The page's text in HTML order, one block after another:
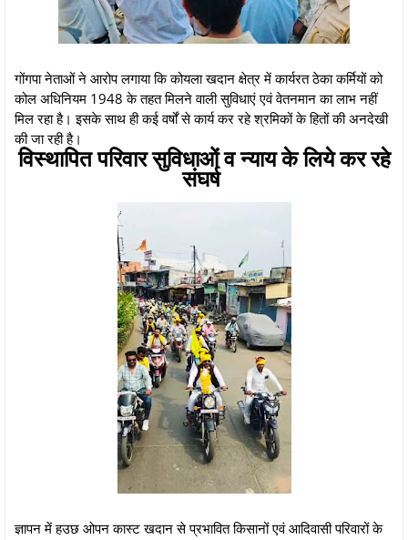
गोंगपा नेताओं ने आरोप लगाया कि कोयला खदान क्षेत्र में कार्यरत ठेका कर्मियों को
कोल अधिनियम 1948 के तहत मिलने वाली सुविधाएं एवं वेतनमान का लाभ नहीं
मिल रहा है। इसके साथ ही कई वर्षों से कार्य कर रहे श्रमिकों के हितों की अनदेखी
की जा रही है।
विस्थापित परिवार सुविधाओं व न्याय के लिये कर रहे
संघर्ष
ज्ञापन में हउछ ओपन कास्ट खदान से प्रभावित किसानों एवं आदिवासी परिवारों के